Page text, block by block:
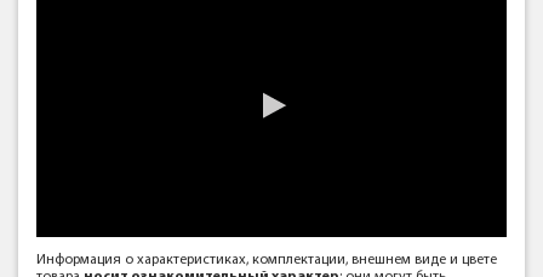
Информация о характеристиках, комплектации, внешнем виде и цвете